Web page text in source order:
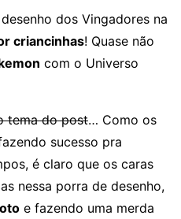
dos Vingadores na
criancinhas! Quase não
com o Universo
tema do post… Como os
sucesso pra
é claro que os caras
nessa porra de desenho,
e fazendo uma merda